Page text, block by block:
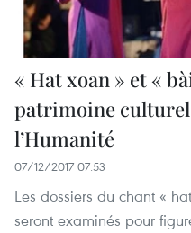
« Hat xoan » et «
patrimoine
l’Humanité
07/12/2017 07:53
Les dossiers du chant «
seront examinés pour